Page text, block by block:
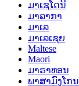
ມາເຊໂດນີ
ມາລາກາ
ມາເລ
ມາເລເຊຍ
Maltese
Maori
ມາຣາທອນ
ພາສາມົງໂກນ